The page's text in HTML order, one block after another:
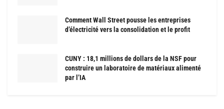
Comment Wall Street pousse les entreprises
d’électricité vers la consolidation et le profit
CUNY : 18,1 millions de dollars de la NSF pour
construire un laboratoire de matériaux alimenté
par l’IA